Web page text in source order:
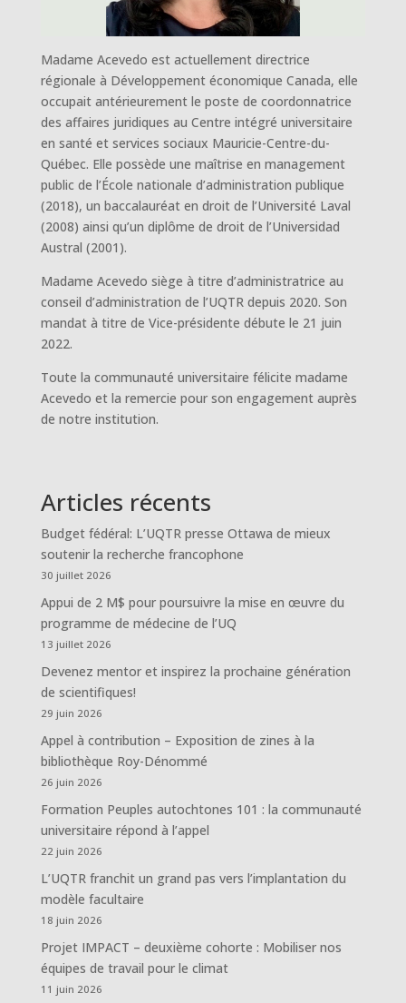
Madame Acevedo est actuellement directrice
régionale à Développement économique Canada, elle
occupait antérieurement le poste de coordonnatrice
des affaires juridiques au Centre intégré universitaire
en santé et services sociaux Mauricie-Centre-du-
Québec. Elle possède une maîtrise en management
public de l’École nationale d’administration publique
(2018), un baccalauréat en droit de l’Université Laval
(2008) ainsi qu’un diplôme de droit de l’Universidad
Austral (2001).
Madame Acevedo siège à titre d’administratrice au
conseil d’administration de l’UQTR depuis 2020. Son
mandat à titre de Vice-présidente débute le 21 juin
2022.
Toute la communauté universitaire félicite madame
Acevedo et la remercie pour son engagement auprès
de notre institution.
Articles récents
Budget fédéral: L’UQTR presse Ottawa de mieux
soutenir la recherche francophone
30 juillet 2026
Appui de 2 M$ pour poursuivre la mise en œuvre du
programme de médecine de l’UQ
13 juillet 2026
Devenez mentor et inspirez la prochaine génération
de scientifiques!
29 juin 2026
Appel à contribution – Exposition de zines à la
bibliothèque Roy-Dénommé
26 juin 2026
Formation Peuples autochtones 101 : la communauté
universitaire répond à l’appel
22 juin 2026
L’UQTR franchit un grand pas vers l’implantation du
modèle facultaire
18 juin 2026
Projet IMPACT – deuxième cohorte : Mobiliser nos
équipes de travail pour le climat
11 juin 2026